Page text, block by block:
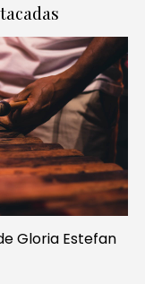
Gloria Estefan